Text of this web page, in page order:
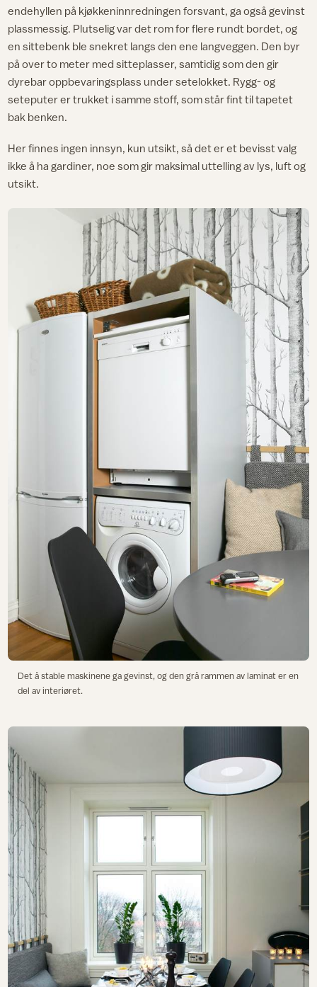
endehyllen på kjøkkeninnredningen forsvant, ga også gevinst
plassmessig. Plutselig var det rom for flere rundt bordet, og
en sittebenk ble snekret langs den ene langveggen. Den byr
på over to meter med sitteplasser, samtidig som den gir
dyrebar oppbevaringsplass under setelokket. Rygg- og
seteputer er trukket i samme stoff, som står fint til tapetet
bak benken.
Her finnes ingen innsyn, kun utsikt, så det er et bevisst valg
ikke å ha gardiner, noe som gir maksimal uttelling av lys, luft og
utsikt.
Det å stable maskinene ga gevinst, og den grå rammen av laminat er en
del av interiøret.